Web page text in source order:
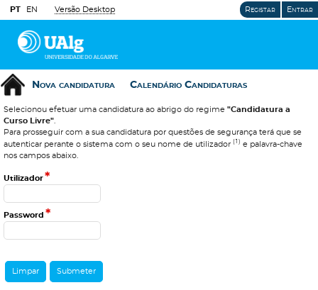
PT EN Versão Desktop Registar Entrar
Nova candidatura Calendário Candidaturas
Selecionou efetuar uma candidatura ao abrigo do regime "Candidatura a
Curso Livre"
Para prosseguir com a sua candidatura por questões de segurança terá que se
autenticar perante o sistema com o seu nome de utilizador (1) e palavra-chave
nos campos abaixo.
Utilizador*
Password *